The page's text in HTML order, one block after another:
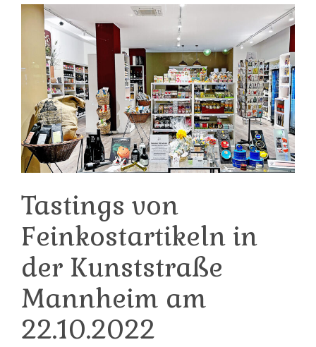
Tastings von
Feinkostartikeln in
der Kunststraße
Mannheim am
22.10.2022